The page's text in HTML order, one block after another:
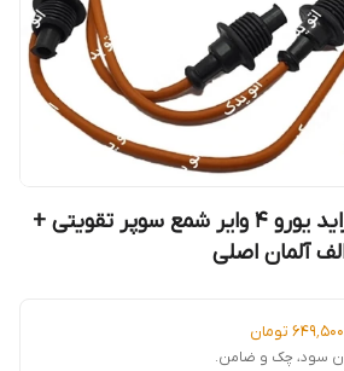
پک افزایش شتاب پراید یورو ۴ وایر شمع سوپر تقویتی +
آلمان اصلی
۶۴۹٬۵۰۰ تومان